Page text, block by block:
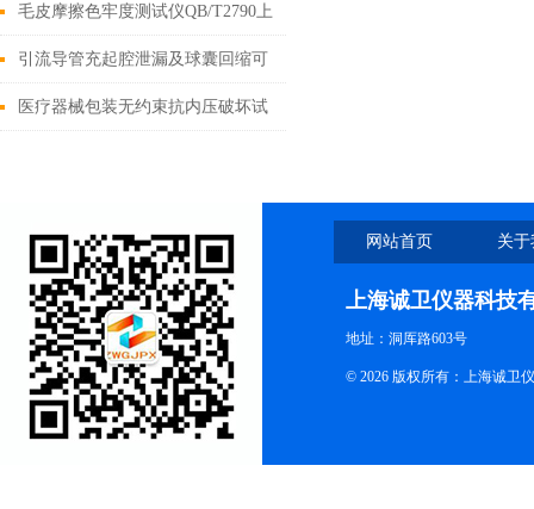
参数上海诚卫文章分析
毛皮摩擦色牢度测试仪QB/T2790上
海诚卫出品
引流导管充起腔泄漏及球囊回缩可
靠性测试仪
医疗器械包装无约束抗内压破坏试
网站首页 关
上海诚卫仪器科技
地址：洞厍路603号
© 2026 版权所有：上海诚卫